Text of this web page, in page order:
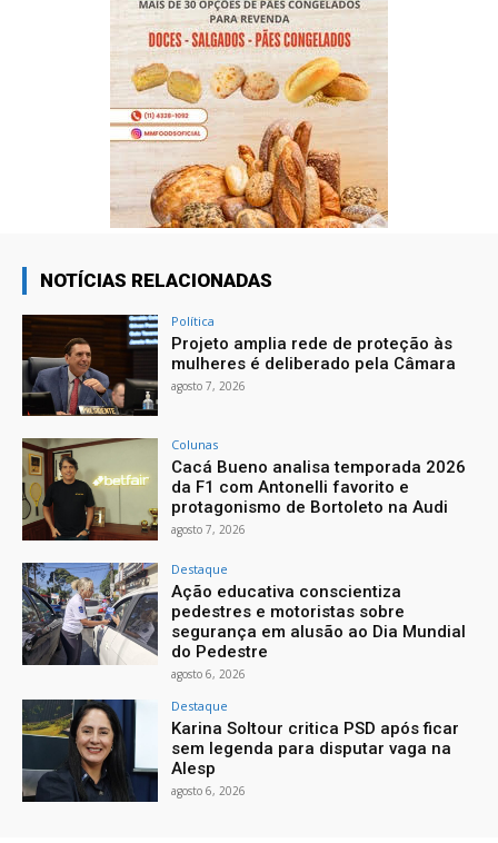
NOTÍCIAS RELACIONADAS
Política
Projeto amplia rede de proteção às
mulheres é deliberado pela Câmara
agosto 7, 2026
Colunas
Cacá Bueno analisa temporada 2026
da F1 com Antonelli favorito e
protagonismo de Bortoleto na Audi
agosto 7, 2026
Destaque
Ação educativa conscientiza
pedestres e motoristas sobre
segurança em alusão ao Dia Mundial
do Pedestre
agosto 6, 2026
Destaque
Karina Soltour critica PSD após ficar
sem legenda para disputar vaga na
Alesp
agosto 6, 2026